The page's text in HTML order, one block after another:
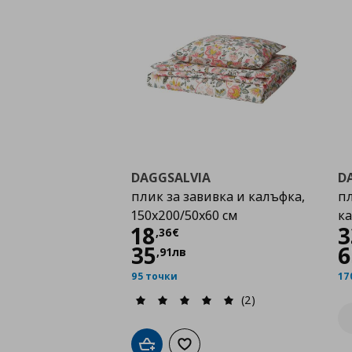
DAGGSALVIA
плик за завивка и калъфка,
150x200/50x60 см
18,36€
Цена
35,91лв
95 точки
(2)
Добави в кошницата
Добави към списъка с любими